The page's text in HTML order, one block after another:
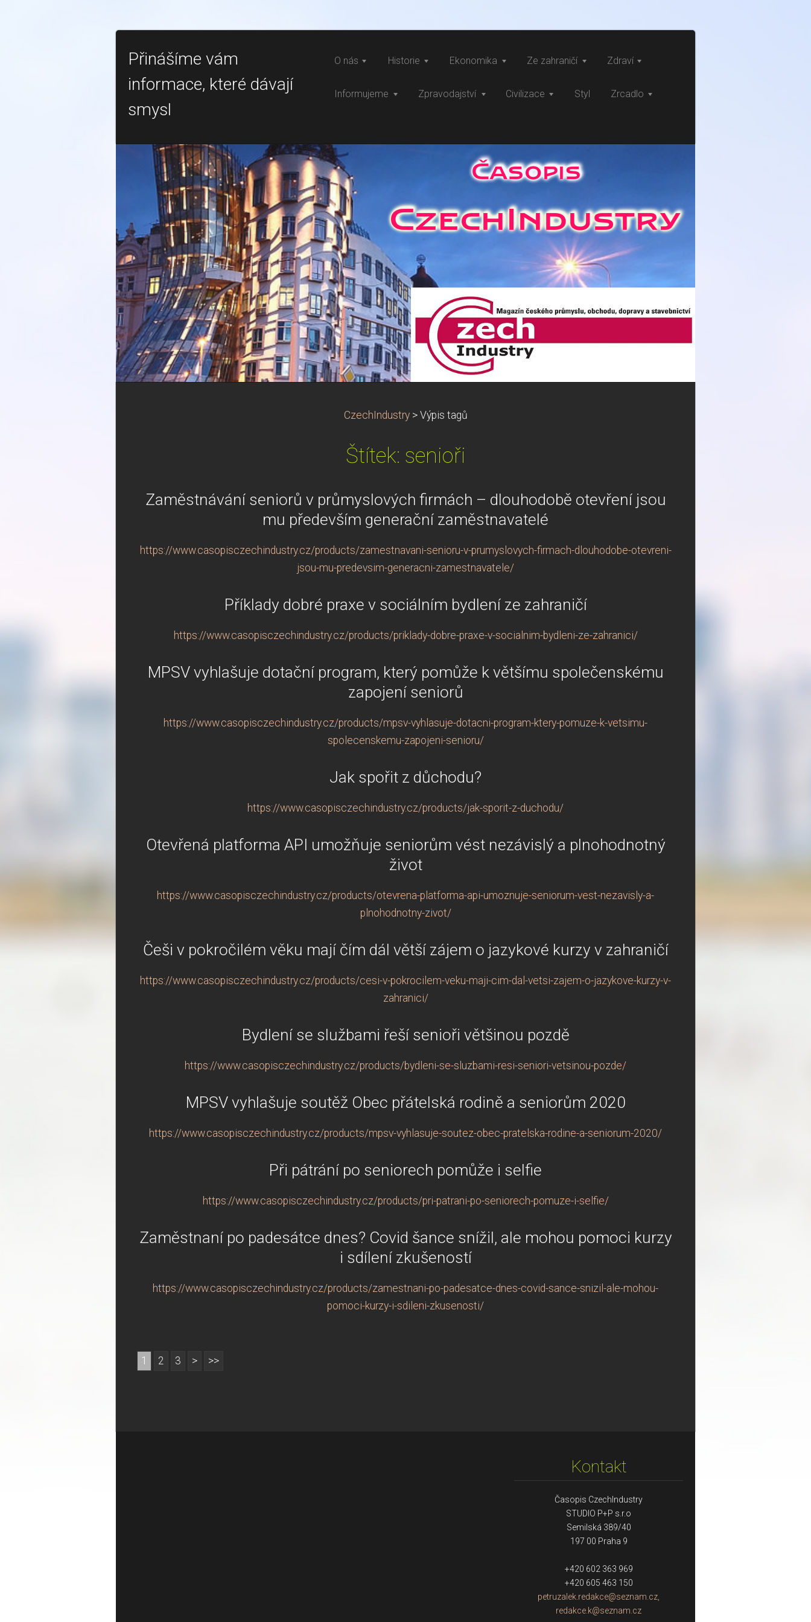
Přinášíme vám
informace, které dávají
smysl
O nás Historie Ekonomika Ze zahraničí Zdraví
Informujeme Zpravodajství Civilizace Styl Zrcadlo
CzechIndustry > Výpis tagů
Štítek: senioři
Zaměstnávání seniorů v průmyslových firmách – dlouhodobě otevření jsou
mu především generační zaměstnavatelé
https://www.casopisczechindustry.cz/products/zamestnavani-senioru-v-prumyslovych-firmach-dlouhodobe-otevreni-
jsou-mu-predevsim-generacni-zamestnavatele/
Příklady dobré praxe v sociálním bydlení ze zahraničí
https://www.casopisczechindustry.cz/products/priklady-dobre-praxe-v-socialnim-bydleni-ze-zahranici/
MPSV vyhlašuje dotační program, který pomůže k většímu společenskému
zapojení seniorů
https://www.casopisczechindustry.cz/products/mpsv-vyhlasuje-dotacni-program-ktery-pomuze-k-vetsimu-
spolecenskemu-zapojeni-senioru/
Jak spořit z důchodu?
https://www.casopisczechindustry.cz/products/jak-sporit-z-duchodu/
Otevřená platforma API umožňuje seniorům vést nezávislý a plnohodnotný
život
https://www.casopisczechindustry.cz/products/otevrena-platforma-api-umoznuje-seniorum-vest-nezavisly-a-
plnohodnotny-zivot/
Češi v pokročilém věku mají čím dál větší zájem o jazykové kurzy v zahraničí
https://www.casopisczechindustry.cz/products/cesi-v-pokrocilem-veku-maji-cim-dal-vetsi-zajem-o-jazykove-kurzy-v-
zahranici/
Bydlení se službami řeší senioři většinou pozdě
https://www.casopisczechindustry.cz/products/bydleni-se-sluzbami-resi-seniori-vetsinou-pozde/
MPSV vyhlašuje soutěž Obec přátelská rodině a seniorům 2020
https://www.casopisczechindustry.cz/products/mpsv-vyhlasuje-soutez-obec-pratelska-rodine-a-seniorum-2020/
Při pátrání po seniorech pomůže i selfie
https://www.casopisczechindustry.cz/products/pri-patrani-po-seniorech-pomuze-i-selfie/
Zaměstnaní po padesátce dnes? Covid šance snížil, ale mohou pomoci kurzy
i sdílení zkušeností
https://www.casopisczechindustry.cz/products/zamestnani-po-padesatce-dnes-covid-sance-snizil-ale-mohou-
pomoci-kurzy-i-sdileni-zkusenosti/
1 2 3 > >>
Kontakt
Časopis CzechIndustry
STUDIO P+P s.r.o
Semilská 389/40
197 00 Praha 9
+420 602 363 969
+420 605 463 150
petruzalek.redakce@seznam.cz,
redakce.k@seznam.cz